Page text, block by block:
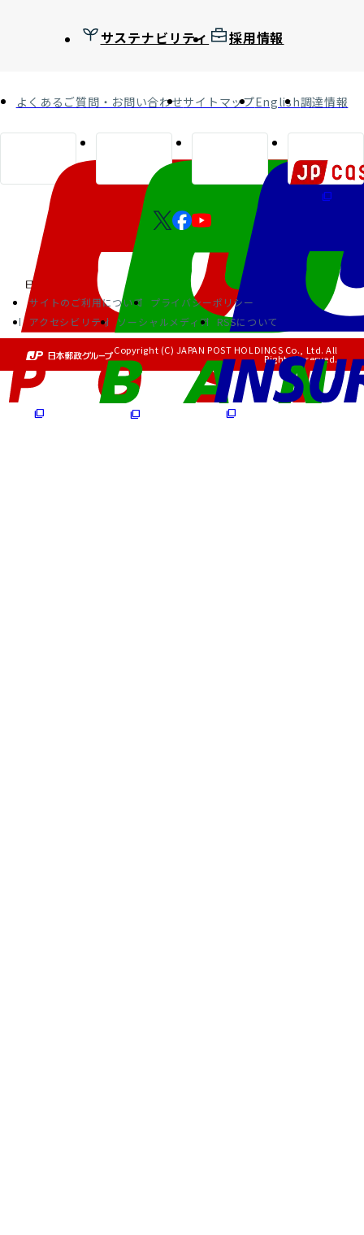
サステナビリティ 採用情報
よくあるご質問・お問い合わせサイトマップEnglish調達情報
サイトのご利用について
プライバシーポリシー
アクセシビリティ
ソーシャルメディア RSSについて
Copyright (C) JAPAN POST HOLDINGS Co., Ltd. All
Rights Reserved.